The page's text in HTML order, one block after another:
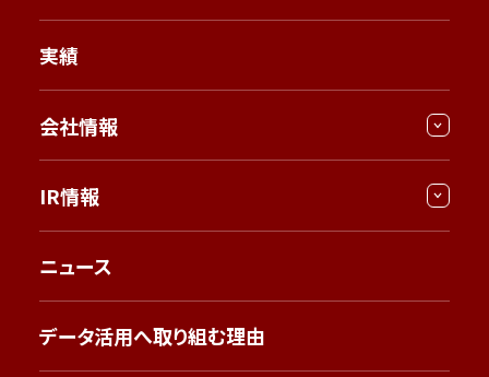
実績
会社情報
IR情報
ニュース
データ活用へ取り組む理由